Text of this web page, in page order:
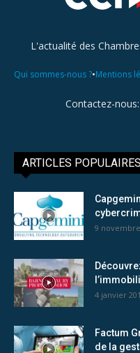
L'actualité des
Qui sommes-nous ?•Mentions
Contactez-nous:
ARTICLES POPULAIRES
9
4 janvier
Factum
de la